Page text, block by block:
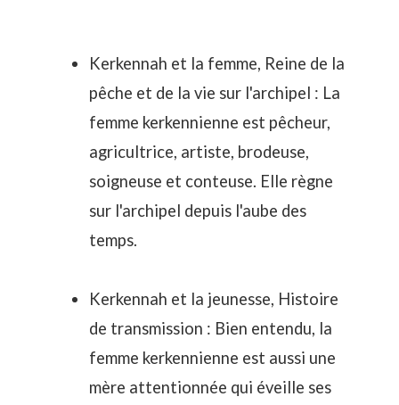
Kerkennah et la femme, Reine de la
pêche et de la vie sur l'archipel : La
femme kerkennienne est pêcheur,
agricultrice, artiste, brodeuse,
soigneuse et conteuse. Elle règne
sur l'archipel depuis l'aube des
temps.
Kerkennah et la jeunesse, Histoire
de transmission : Bien entendu, la
femme kerkennienne est aussi une
mère attentionnée qui éveille ses